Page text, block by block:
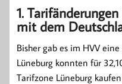
1.
mit dem
Bisher gab es im HVV
Lüneburg konnten für
Tarifzone Lüneburg